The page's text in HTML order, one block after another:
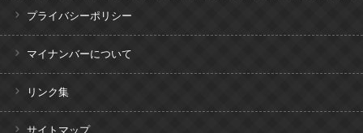
プライバシーポリシー
マイナンバーについて
リンク集
サイトマップ